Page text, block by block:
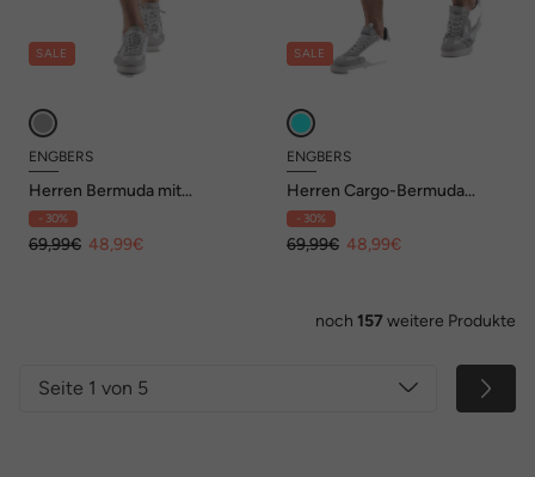
SALE
ENGBERS
Herren Bermuda mit
Tunnelzug , Hellgrau
- 30%
69,99€ 48,99€
SALE
ENGBERS
Herren Cargo-Bermuda
regular , Saphirblau
- 30%
69,99€ 48,99€
noch 157weitere Produkte
Seite 1 von 5